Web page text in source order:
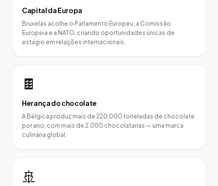
Capital da Europa
Bruxelas acolhe o Parlamento Europeu, a Comissão
Europeia e a NATO, criando oportunidades únicas de
estágio em relações internacionais.
🍫
Herança do chocolate
A Bélgica produz mais de 220.000 toneladas de chocolate
por ano, com mais de 2.000 chocolatarias — uma marca
culinária global.
🚢